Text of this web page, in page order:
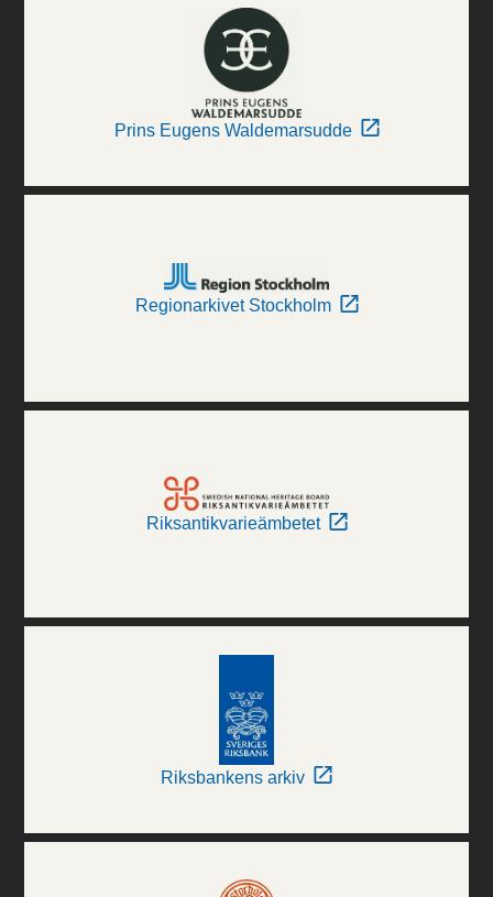
Prins Eugens Waldemarsudde
Regionarkivet Stockholm
Riksantikvarieämbetet
Riksbankens arkiv